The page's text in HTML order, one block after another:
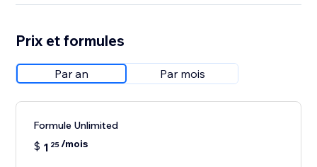
Prix et formules
Par an Par mois
Formule Unlimited
$ 1 25/mois